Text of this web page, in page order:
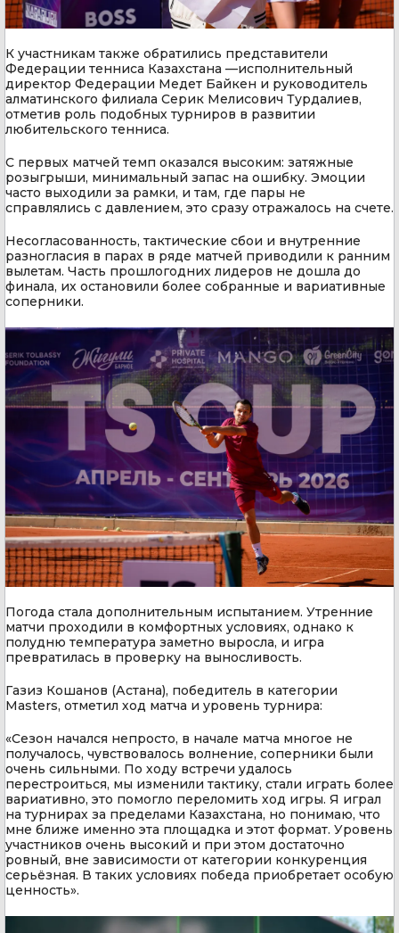
К участникам также обратились представители
Федерации тенниса Казахстана —исполнительный
директор Федерации Медет Байкен и руководитель
алматинского филиала Серик Мелисович Турдалиев,
отметив роль подобных турниров в развитии
любительского тенниса.
С первых матчей темп оказался высоким: затяжные
розыгрыши, минимальный запас на ошибку. Эмоции
часто выходили за рамки, и там, где пары не
справлялись с давлением, это сразу отражалось на счете.
Несогласованность, тактические сбои и внутренние
разногласия в парах в ряде матчей приводили к ранним
вылетам. Часть прошлогодних лидеров не дошла до
финала, их остановили более собранные и вариативные
соперники.
Погода стала дополнительным испытанием. Утренние
матчи проходили в комфортных условиях, однако к
полудню температура заметно выросла, и игра
превратилась в проверку на выносливость.
Газиз Кошанов (Астана), победитель в категории
Masters, отметил ход матча и уровень турнира:
«Сезон начался непросто, в начале матча многое не
получалось, чувствовалось волнение, соперники были
очень сильными. По ходу встречи удалось
перестроиться, мы изменили тактику, стали играть более
вариативно, это помогло переломить ход игры. Я играл
на турнирах за пределами Казахстана, но понимаю, что
мне ближе именно эта площадка и этот формат. Уровень
участников очень высокий и при этом достаточно
ровный, вне зависимости от категории конкуренция
серьёзная. В таких условиях победа приобретает особую
ценность».